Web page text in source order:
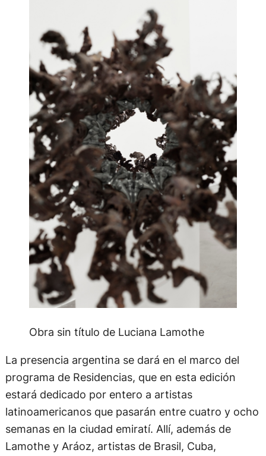
Obra sin título de Luciana Lamothe
La presencia argentina se dará en el marco del
programa de Residencias, que en esta edición
estará dedicado por entero a artistas
latinoamericanos que pasarán entre cuatro y ocho
semanas en la ciudad emiratí. Allí, además de
Lamothe y Aráoz, artistas de Brasil, Cuba,